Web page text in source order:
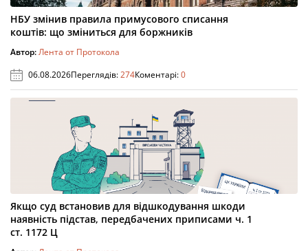
НБУ змінив правила примусового списання
коштів: що зміниться для боржників
Автор:Лента от Протокола
06.08.2026Переглядів:274Коментарі:0
Якщо суд встановив для відшкодування шкоди
наявність підстав, передбачених приписами ч. 1
ст. 1172 Ц